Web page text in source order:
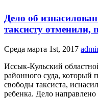
Дело об
таксисту отменили,
Среда марта 1st, 2017
Иссык-Кульский
районного суда, который
свободы таксиста,
ребенка. Дело направлено